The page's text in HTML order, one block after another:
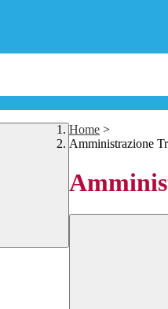
Home >
Amministrazione